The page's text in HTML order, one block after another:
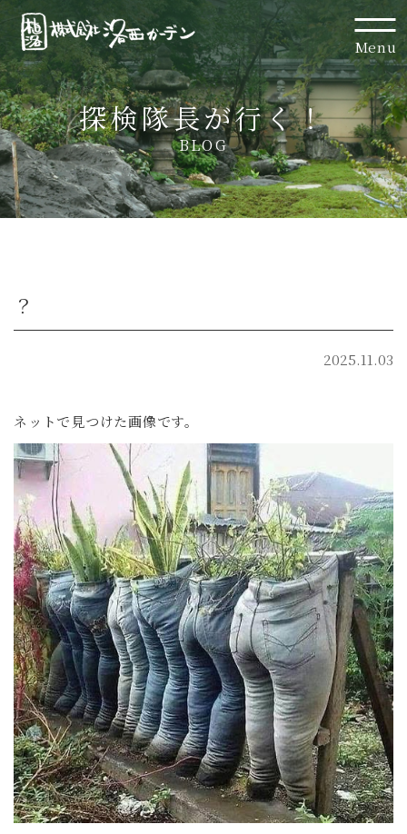
Menu
探検隊長が行く！
BLOG
？
2025.11.03
ネットで見つけた画像です。